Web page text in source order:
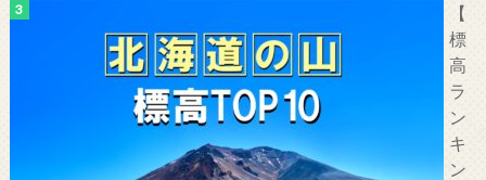
【
標
高
ラ
ン
キ
ン